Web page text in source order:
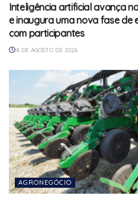
Inteligência artificial avança
e inaugura uma nova fase de
com participantes
8 DE AGOSTO DE 2026
AGRONEGÓCIO